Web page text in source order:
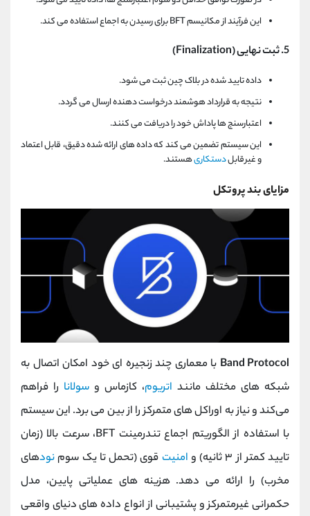
این فرآیند از مکانیسم BFT برای رسیدن به اجماع استفاده می‌ کند.
5. ثبت نهایی (Finalization)
داده تایید شده در بلاک چین ثبت می ‌شود.
نتیجه به قرارداد هوشمند درخواست ‌دهنده ارسال می‌ گردد.
اعتبارسنج ‌ها پاداش خود را دریافت می کنند.
این سیستم تضمین می کند که داده ‌های ارائه شده دقیق، قابل اعتماد
و غیرقابلدستکاریهستند.
مزایای بند پروتکل
Band Protocol با معماری چند زنجیره ‌ای خود امکان اتصال به
شبکه ‌های مختلف مانند اتریوم، کازماس و سولانا را فراهم
می‌کند و نیاز به اوراکل‌ های متمرکز را از بین می ‌برد. این سیستم
با استفاده از الگوریتم اجماع تندرمینت BFT، سرعت بالا (زمان
تایید کمتر از ۳ ثانیه) و
امنیت قوی (تحمل تا یک سوم نودهای
مخرب) را ارائه می‌ دهد. هزینه‌ های عملیاتی پایین، مدل
حکمرانی غیرمتمرکز و پشتیبانی از انواع داده‌ های دنیای واقعی